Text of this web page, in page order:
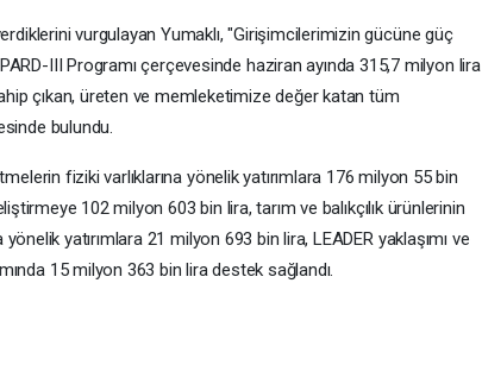
vurgulayan Yumaklı, "Girişimcilerimizin gücüne güç
III Programı çerçevesinde haziran ayında 315,7 milyon lira
çıkan, üreten ve memleketimize değer katan tüm
bulundu.
fiziki varlıklarına yönelik yatırımlara 176 milyon 55 bin
102 milyon 603 bin lira, tarım ve balıkçılık ürünlerinin
yatırımlara 21 milyon 693 bin lira, LEADER yaklaşımı ve
15 milyon 363 bin lira destek sağlandı.